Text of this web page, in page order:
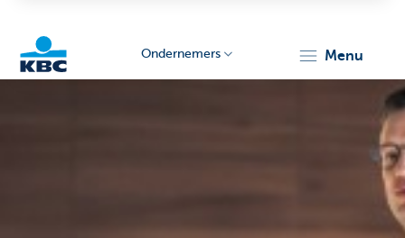
Ondernemers menu